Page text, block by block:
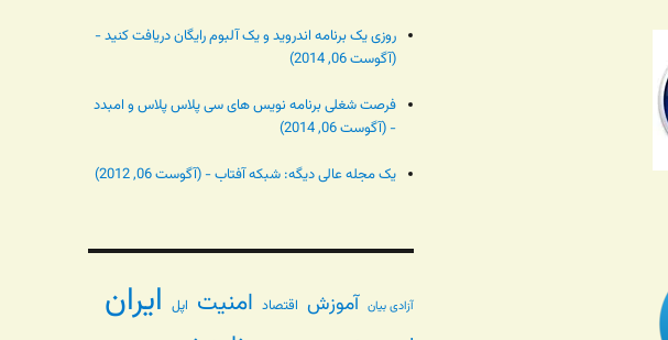
روزی یک برنامه اندروید و یک آلبوم رایگان دریافت کنید -
(آگوست 06, 2014)
فرصت شغلی برنامه نویس های سی پلاس پلاس و امبدد
- (آگوست 06, 2014)
یک مجله عالی دیگه: شبکه آفتاب - (آگوست 06, 2012)
آزادی بیان آموزش اقتصاد امنیت اپل ایران